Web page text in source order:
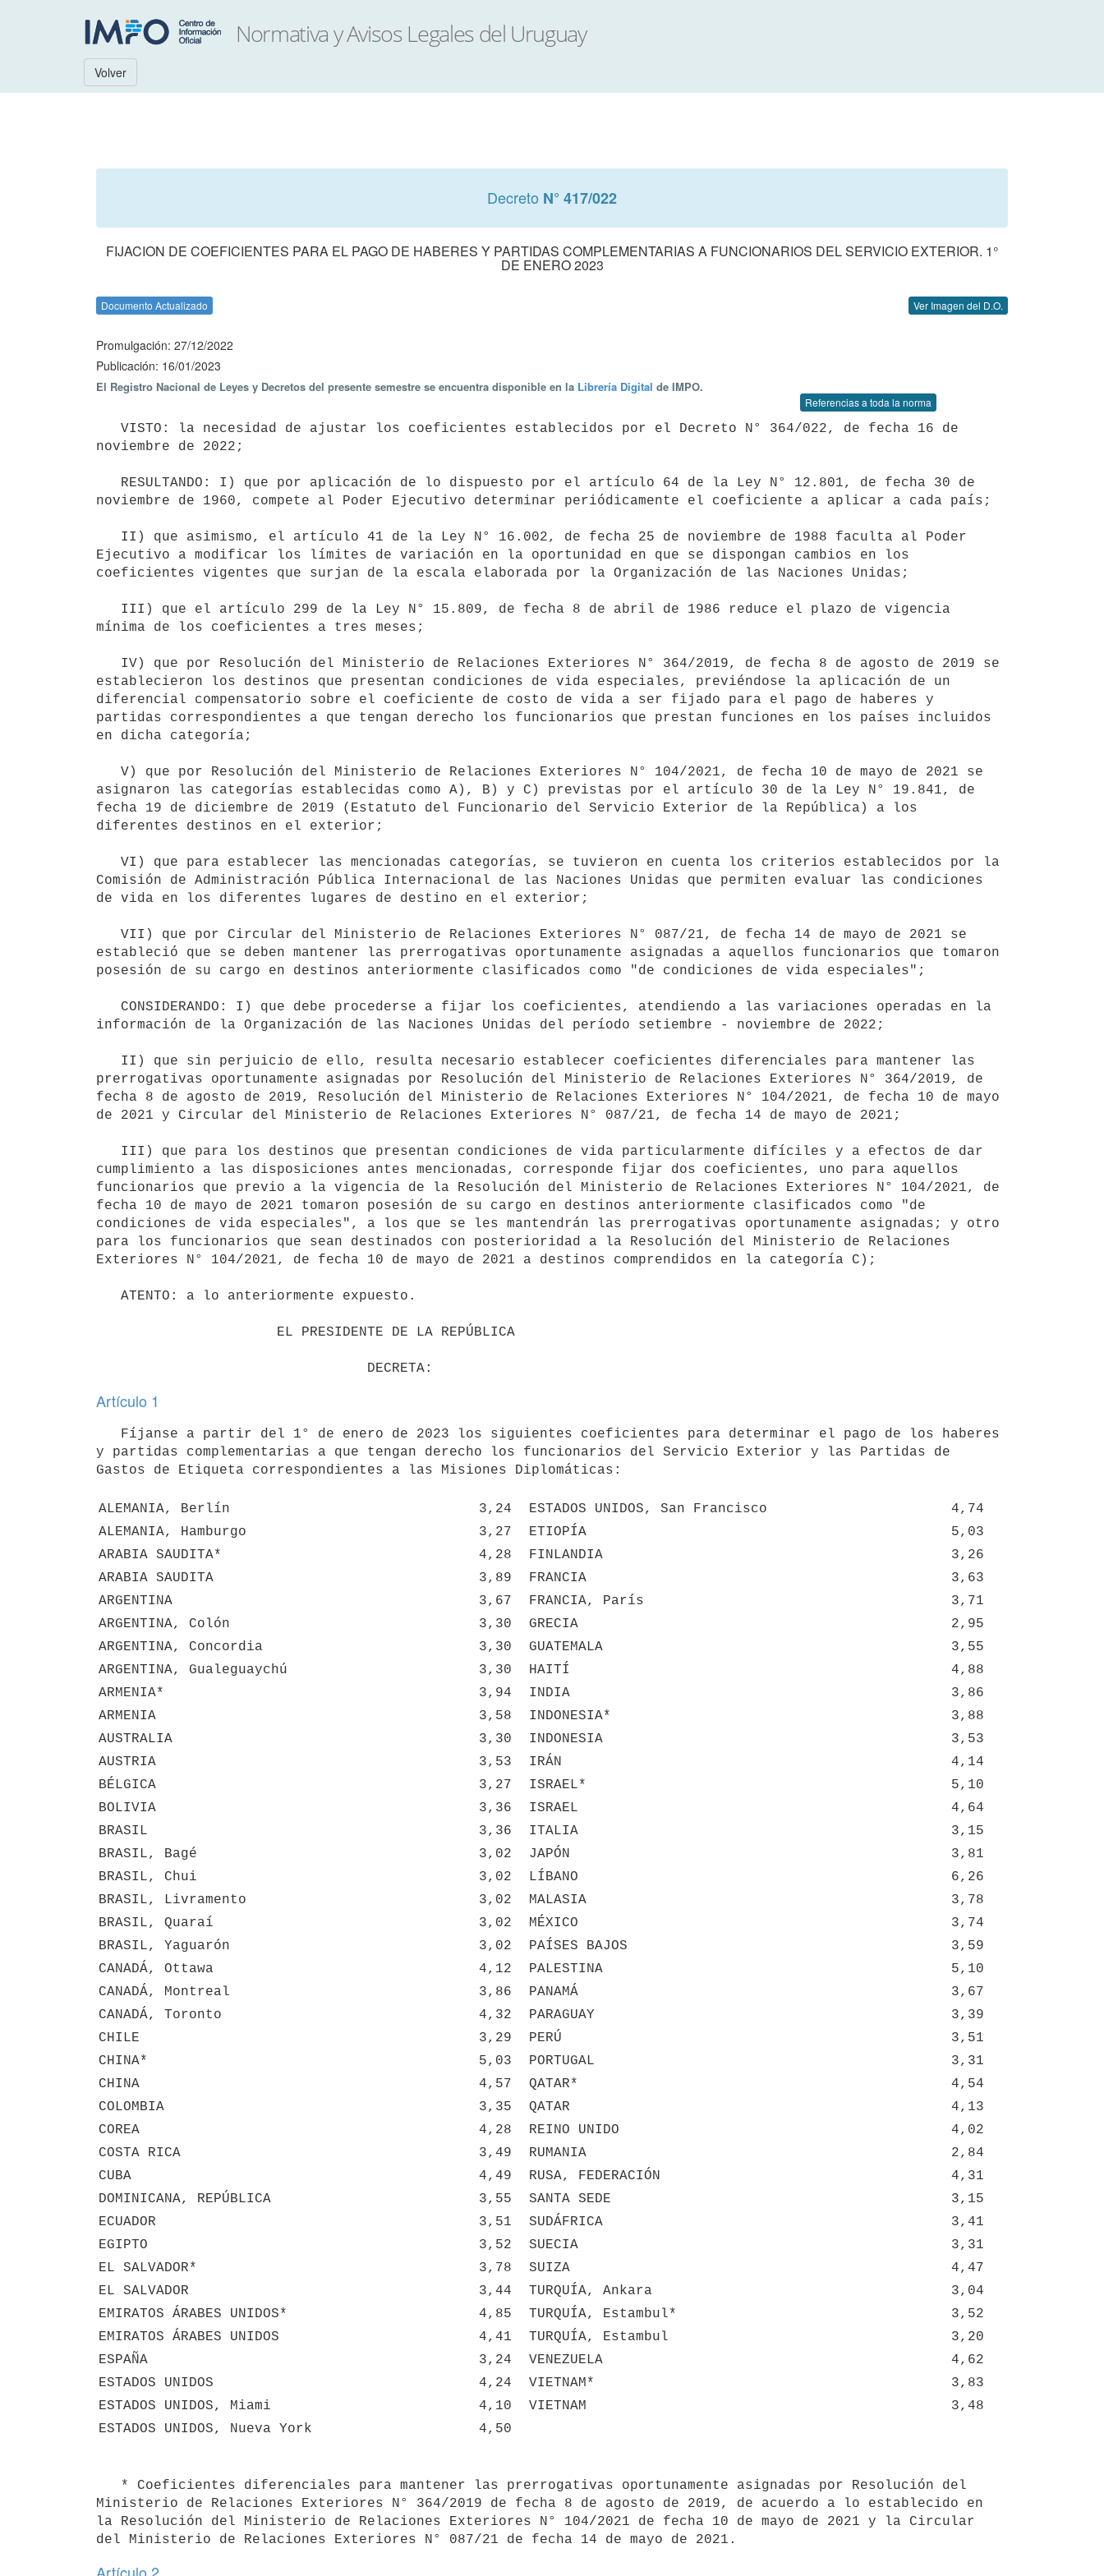
Volver
Decreto N° 417/022
FIJACION DE COEFICIENTES PARA EL PAGO DE HABERES Y PARTIDAS COMPLEMENTARIAS A FUNCIONARIOS DEL SERVICIO EXTERIOR. 1°
DE ENERO 2023
Documento Actualizado Ver Imagen del D.O.
Promulgación: 27/12/2022
Publicación: 16/01/2023
El Registro Nacional de Leyes y Decretos del presente semestre se encuentra disponible en la Librería Digital de IMPO.
Referencias a toda la norma
noviembre de 2022;
noviembre de 1960, compete al Poder Ejecutivo determinar periódicamente el coeficiente a aplicar a cada país;
Ejecutivo a modificar los límites de variación en la oportunidad en que se dispongan cambios en los
coeficientes vigentes que surjan de la escala elaborada por la Organización de las Naciones Unidas;
mínima de los coeficientes a tres meses;
establecieron los destinos que presentan condiciones de vida especiales, previéndose la aplicación de un
diferencial compensatorio sobre el coeficiente de costo de vida a ser fijado para el pago de haberes y
partidas correspondientes a que tengan derecho los funcionarios que prestan funciones en los países incluidos
en dicha categoría;
asignaron las categorías establecidas como A), B) y C) previstas por el artículo 30 de la Ley N° 19.841, de
fecha 19 de diciembre de 2019 (Estatuto del Funcionario del Servicio Exterior de la República) a los
diferentes destinos en el exterior;
Comisión de Administración Pública Internacional de las Naciones Unidas que permiten evaluar las condiciones
de vida en los diferentes lugares de destino en el exterior;
estableció que se deben mantener las prerrogativas oportunamente asignadas a aquellos funcionarios que tomaron
posesión de su cargo en destinos anteriormente clasificados como "de condiciones de vida especiales";
información de la Organización de las Naciones Unidas del período setiembre - noviembre de 2022;
prerrogativas oportunamente asignadas por Resolución del Ministerio de Relaciones Exteriores N° 364/2019, de
fecha 8 de agosto de 2019, Resolución del Ministerio de Relaciones Exteriores N° 104/2021, de fecha 10 de mayo
de 2021 y Circular del Ministerio de Relaciones Exteriores N° 087/21, de fecha 14 de mayo de 2021;
cumplimiento a las disposiciones antes mencionadas, corresponde fijar dos coeficientes, uno para aquellos
funcionarios que previo a la vigencia de la Resolución del Ministerio de Relaciones Exteriores N° 104/2021, de
fecha 10 de mayo de 2021 tomaron posesión de su cargo en destinos anteriormente clasificados como "de
condiciones de vida especiales", a los que se les mantendrán las prerrogativas oportunamente asignadas; y otro
para los funcionarios que sean destinados con posterioridad a la Resolución del Ministerio de Relaciones
Exteriores N° 104/2021, de fecha 10 de mayo de 2021 a destinos comprendidos en la categoría C);
Artículo 1
y partidas complementarias a que tengan derecho los funcionarios del Servicio Exterior y las Partidas de
Gastos de Etiqueta correspondientes a las Misiones Diplomáticas:
ALEMANIA, Berlín 3,24 ESTADOS UNIDOS, San Francisco
4,74
ALEMANIA, Hamburgo
3,27 ETIOPÍA
5,03
ARABIA SAUDITA*
4,28 FINLANDIA
3,26
ARABIA SAUDITA
3,89 FRANCIA
3,63
ARGENTINA
3,67 FRANCIA, París
3,71
ARGENTINA, Colón
3,30 GRECIA
2,95
ARGENTINA, Concordia
3,30 GUATEMALA
3,55
ARGENTINA, Gualeguaychú
3,30 HAITÍ
4,88
ARMENIA*
3,94 INDIA
3,86
ARMENIA
3,58 INDONESIA*
3,88
AUSTRALIA
3,30 INDONESIA
3,53
AUSTRIA
3,53 IRÁN
4,14
BÉLGICA
3,27 ISRAEL*
5,10
BOLIVIA
3,36 ISRAEL
4,64
BRASIL
3,36 ITALIA
3,15
BRASIL, Bagé
3,02 JAPÓN
3,81
BRASIL, Chui
3,02 LÍBANO
6,26
BRASIL, Livramento
3,02 MALASIA
3,78
BRASIL, Quaraí
3,02 MÉXICO
3,74
BRASIL, Yaguarón
3,02 PAÍSES BAJOS
3,59
CANADÁ, Ottawa
4,12 PALESTINA
5,10
CANADÁ, Montreal
3,86 PANAMÁ
3,67
CANADÁ, Toronto
4,32 PARAGUAY
3,39
CHILE
3,29 PERÚ
3,51
CHINA*
5,03 PORTUGAL
3,31
CHINA
4,57 QATAR*
4,54
COLOMBIA
3,35 QATAR
4,13
COREA
4,28 REINO UNIDO
4,02
COSTA RICA
3,49 RUMANIA
2,84
CUBA
4,49 RUSA, FEDERACIÓN
4,31
DOMINICANA, REPÚBLICA
3,55 SANTA SEDE
3,15
ECUADOR
3,51 SUDÁFRICA
3,41
EGIPTO
3,52 SUECIA
3,31
EL SALVADOR*
3,78 SUIZA
4,47
EL SALVADOR
3,44 TURQUÍA, Ankara
3,04
EMIRATOS ÁRABES UNIDOS*
4,85 TURQUÍA, Estambul*
3,52
EMIRATOS ÁRABES UNIDOS
4,41 TURQUÍA, Estambul
3,20
ESPAÑA
3,24 VENEZUELA
4,62
ESTADOS UNIDOS
4,24 VIETNAM*
3,83
ESTADOS UNIDOS, Miami
4,10 VIETNAM
3,48
ESTADOS UNIDOS, Nueva York
4,50
Ministerio de Relaciones Exteriores N° 364/2019 de fecha 8 de agosto de 2019, de acuerdo a lo establecido en
la Resolución del Ministerio de Relaciones Exteriores N° 104/2021 de fecha 10 de mayo de 2021 y la Circular